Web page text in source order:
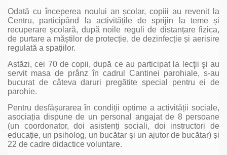
Odată cu începerea noului an școlar, copiii au revenit la
Centru, participând la activitățile de sprijin la teme și
recuperare școlară, după noile reguli de distanțare fizica,
de purtare a măștilor de protecție, de dezinfecție și aerisire
regulată a spațiilor.
Astăzi, cei 70 de copii, după ce au participat la lecţii şi au
servit masa de prânz în cadrul Cantinei parohiale, s-au
bucurat de câteva daruri pregătite special pentru ei de
parohie.
Pentru desfășurarea în condiții optime a activității sociale,
asociația dispune de un personal angajat de 8 persoane
(un coordonator, doi asistenți sociali, doi instructori de
educație, un psiholog, un bucătar și un ajutor de bucătar) și
22 de cadre didactice voluntare.